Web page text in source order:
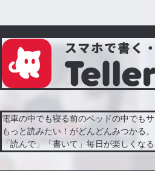
電車の中でも寝る前のベッドの中でもサ
もっと読みたい！がどんどんみつかる。
「読んで」「書いて」毎日が楽しくな